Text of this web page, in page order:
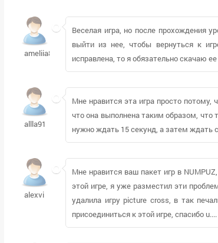
ameliia87138
Веселая игра, но после прохождения
выйти из нее, чтобы вернуться к
исправлена, то я обязательно скачаю
allla91
Мне нравится эта игра просто потому,
что она выполнена таким образом, что
нужно ждать 15 секунд, а затем ждать
alexvi
Мне нравится ваш пакет игр в
этой игре, я уже разместил эти
удалила игру picture cross, в так
присоединиться к этой игре, спасибо u....